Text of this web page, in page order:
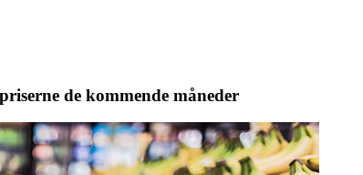
de kommende måneder